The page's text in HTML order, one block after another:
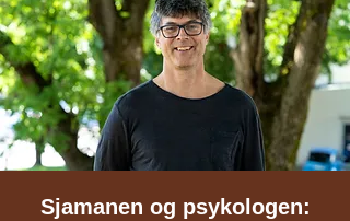
Sjamanen og psykologen: